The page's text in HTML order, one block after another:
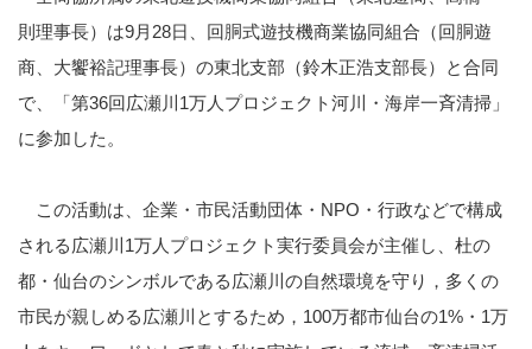
則理事長）は9月28日、回胴式遊技機商業協同組合（回胴遊
商、大饗裕記理事長）の東北支部（鈴木正浩支部長）と合同
で、「第36回広瀬川 1万人プロジェクト河川・海岸一斉清掃」
に参加した。
この活動は、企業・市民活動団体・NPO・行政などで構成
される広瀬川1万人プロジェクト実行委員会が主催し、杜の
都・仙台のシンボルである広瀬川の自然環境を守り，多くの
市民が親しめる広瀬川とするため，100万都市仙台の1%・1万